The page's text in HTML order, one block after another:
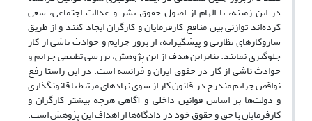
در این زمینه، با الهام از اصول حقوق بشر و عدالت اجتماعی، سعی
کرده‌اند توازنی بین منافع کارفرمایان و کارگران ایجاد کنند و از طریق
سازوکارهای نظارتی و پیشگیرانه، از بروز جرایم و حوادث ناشی از کار
جلوگیری نمایند. بنابراین هدف از این پژوهش، بررسی تطبیقی جرایم و
حوادث ناشی از کار در حقوق ایران و فرانسه است. در این راستا رفع
نواقص جرایم مندرج در قانون کار از سوی نهادهای مرتبط با قانونگذاری
و دولت‌ها بر اساس قوانین داخلی و آگاهی هرچه بیشتر کارگران و
کارفرمایان با حق و حقوق خود در دادگاه‌ها از اهداف این پژوهش است.